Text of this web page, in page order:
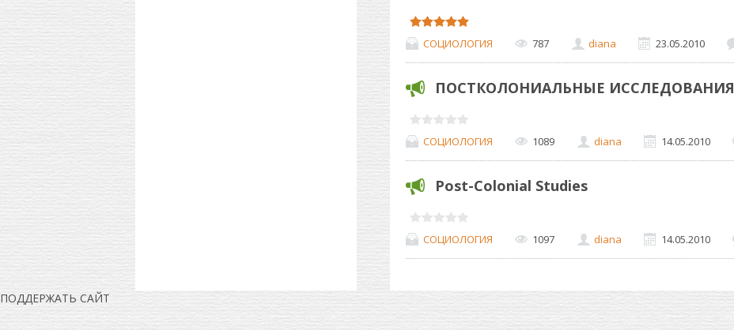
СОЦИОЛОГИЯ 787 diana 23.05.2010
ПОСТКОЛОНИАЛЬНЫЕ ИССЛЕДОВАНИЯ
СОЦИОЛОГИЯ 1089 diana 14.05.2010
Post-Colonial Studies
СОЦИОЛОГИЯ 1097 diana 14.05.2010
ПОДДЕРЖАТЬ САЙТ